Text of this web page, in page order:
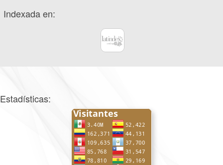
Indexada en:
Estadísticas: